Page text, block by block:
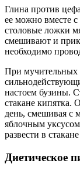
Глина против
ее можно вместе
столовые ложки
смешивают и
необходимо
При мучительных
настоем бузины.
стакане кипятка.
день, смешивая с
яблочным
развести в
Диетическое